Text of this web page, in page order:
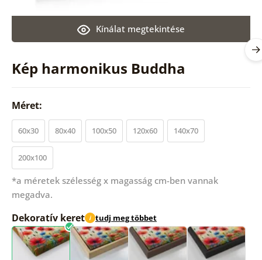
Kép harmonikus Buddha
Kínálat megtekintése
Méret:
60x30 80x40 100x50 120x60 140x70
200x100
*a méretek szélesség x magasság cm-ben vannak
megadva.
Dekoratív keret i tudj meg többet